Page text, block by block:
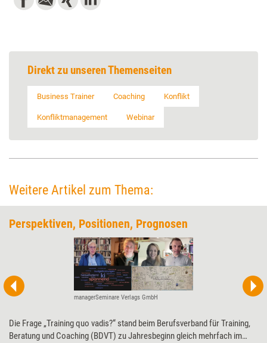
Direkt zu unseren Themenseiten
Business Trainer Coaching Konflikt
Konfliktmanagement Webinar
Weitere Artikel zum Thema:
Perspektiven, Positionen, Prognosen
managerSeminare Verlags GmbH
Die Frage „Training quo vadis?“ stand beim Berufsverband für Training,
Beratung und Coaching (BDVT) zu Jahresbeginn gleich mehrfach im